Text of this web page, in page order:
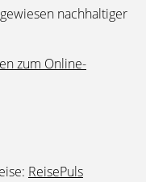
nachhaltiger
zum Online-
ReisePuls